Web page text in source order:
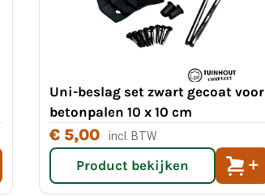
Uni-beslag set zwart gecoat voor
betonpalen 10 x 10 cm
€ 5,00 incl. BTW
Product bekijken